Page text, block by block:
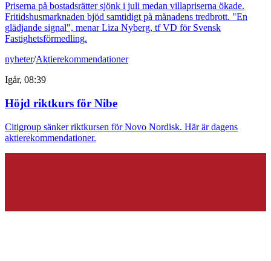
Priserna på bostadsrätter sjönk i juli medan villapriserna ökade.
Fritidshusmarknaden bjöd samtidigt på månadens tredbrott. "En
glädjande signal", menar Liza Nyberg, tf VD för Svensk
Fastighetsförmedling.
nyheter/Aktierekommendationer
Igår, 08:39
Höjd riktkurs för Nibe
Citigroup sänker riktkursen för Novo Nordisk. Här är dagens
aktierekommendationer.